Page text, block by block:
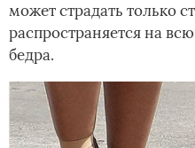
может страдать только
распространяется на
бедра.